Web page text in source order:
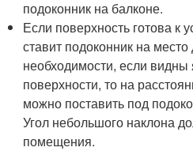
подоконник на балконе.
Если поверхность готова к
ставит подоконник на
необходимости, если
поверхности, то на
можно поставить под
Угол небольшого наклона
помещения.